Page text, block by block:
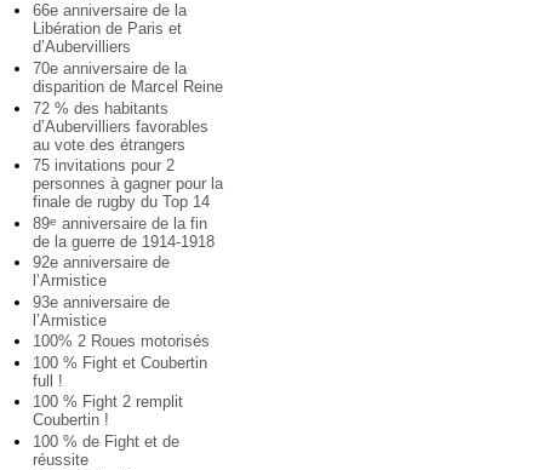
66e anniversaire de la
Libération de Paris et
d’Aubervilliers
70e anniversaire de la
disparition de Marcel Reine
72 % des habitants
d’Aubervilliers favorables
au vote des étrangers
75 invitations pour 2
personnes à gagner pour la
finale de rugby du Top 14
89e anniversaire de la fin
de la guerre de 1914-1918
92e anniversaire de
l’Armistice
93e anniversaire de
l’Armistice
100% 2 Roues motorisés
100 % Fight et Coubertin
full !
100 % Fight 2 remplit
Coubertin !
100 % de Fight et de
réussite